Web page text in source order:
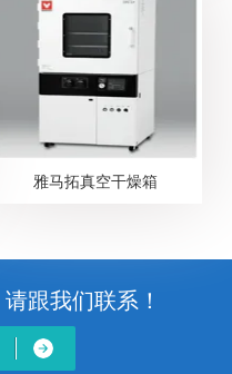
雅马拓真空干燥箱
跟我们联系！